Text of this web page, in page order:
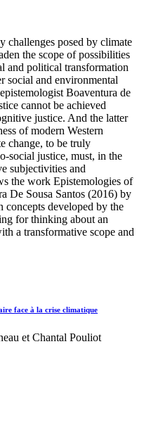
challenges posed by climate
the scope of possibilities
and political transformation
social and environmental
Boaventura de
cannot be achieved
justice. And the latter
of modern Western
change, to be truly
social justice, must, in the
subjectivities and
the work Epistemologies of
De Sousa Santos (2016) by
concepts developed by the
for thinking about an
a transformative scope and
face à la crise climatique
et Chantal Pouliot